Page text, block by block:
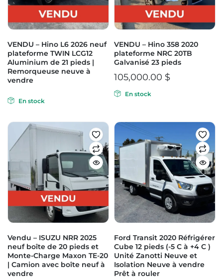
VENDU – Hino L6 2026 neuf
plateforme TWIN LCG12
Aluminium de 21 pieds |
Remorqueuse neuve à
vendre
En stock
VENDU – Hino 358 2020
plateforme NRC 20TB
Galvanisé 23 pieds
105,000.00 $
En stock
Vendu – ISUZU NRR 2025
neuf boîte de 20 pieds et
Monte-Charge Maxon TE-20
| Camion avec boîte neuf à
vendre
Ford Transit 2020 Réfrigérer
Cube 12 pieds (-5 C à +4 C )
Unité Zanotti Neuve et
Isolation Neuve à vendre
Prêt à rouler